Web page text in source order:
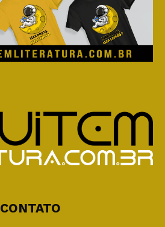
CONTATO